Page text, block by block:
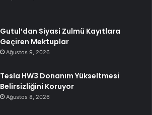
Gutul’dan Siyasi Zulmü Kayıtlara
Geçiren Mektuplar
Ağustos 9, 2026
Tesla HW3 Donanım Yükseltmesi
Belirsizliğini Koruyor
Ağustos 8, 2026